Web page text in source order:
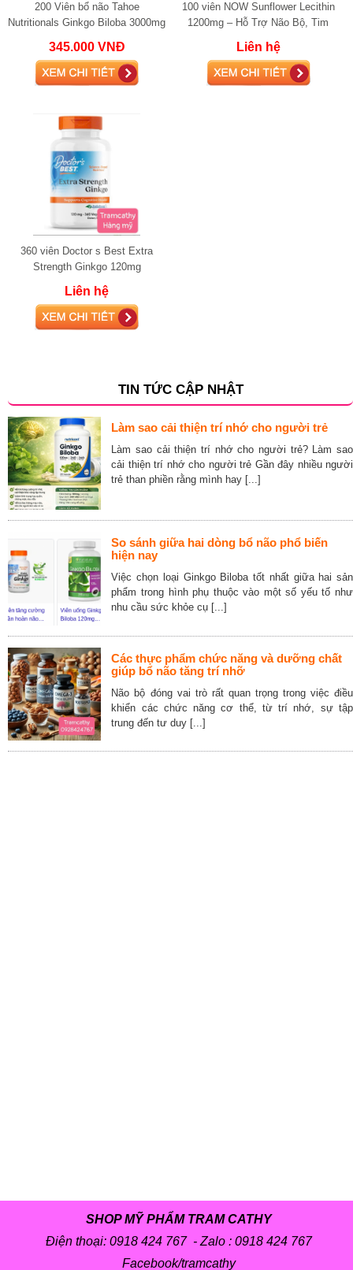
200 Viên bổ não Tahoe
Nutritionals Ginkgo Biloba 3000mg
345.000 VNĐ
100 viên NOW Sunflower Lecithin
1200mg – Hỗ Trợ Não Bộ, Tim
Mạch & Gan Khỏe Mạnh
Liên hệ
360 viên Doctor s Best Extra
Strength Ginkgo 120mg
Liên hệ
TIN TỨC CẬP NHẬT
Làm sao cải thiện trí nhớ cho người trẻ
Làm sao cải thiện trí nhớ cho người trẻ? Làm sao
cải thiện trí nhớ cho người trẻ Gần đây nhiều người
trẻ than phiền rằng mình hay [...]
So sánh giữa hai dòng bổ não phổ biến
hiện nay
Việc chọn loại Ginkgo Biloba tốt nhất giữa hai sản
phẩm trong hình phụ thuộc vào một số yếu tố như
nhu cầu sức khỏe cụ [...]
Các thực phẩm chức năng và dưỡng chất
giúp bổ não tăng trí nhỡ
Não bộ đóng vai trò rất quan trọng trong việc điều
khiển các chức năng cơ thể, từ trí nhớ, sự tập
trung đến tư duy [...]
SHOP MỸ PHẨM TRAM CATHY
Điện thoại: 0918 424 767 - Zalo : 0918 424 767
Facebook/tramcathy